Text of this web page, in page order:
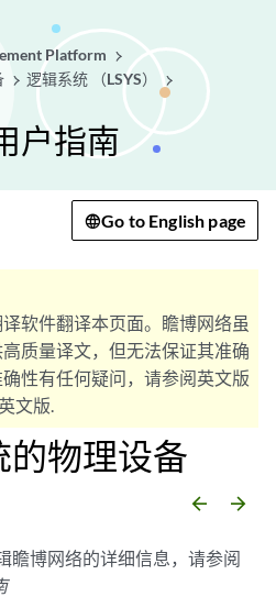
Platform
逻辑系统 （LSYS）
户指南
Go to English page
软件翻译本页面。瞻博网络虽
质量译文，但无法保证其准确
性有任何疑问，请参阅英文版
文版.
的物理设备
arrow_backward arrow_forward
瞻博网络的详细信息，请参阅